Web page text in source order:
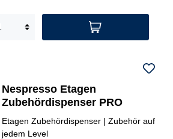
Nespresso Etagen
Zubehördispenser PRO
Etagen Zubehördispenser | Zubehör auf
jedem Level